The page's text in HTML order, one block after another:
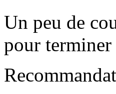
Un peu de
pour